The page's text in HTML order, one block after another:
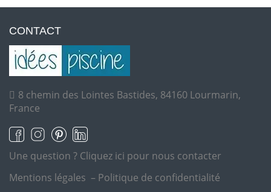
CONTACT
8 chemin des Lointes Bastides, 84160 Lourmarin,
France
Une question ? Cliquez ici pour nous contacter
Mentions légales – Politique de confidentialité